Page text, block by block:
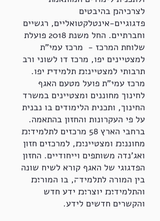
לצרכיה׋ בהיבטים
פדגוגיים-אינטלקטואליים, רגשיים
וחברתיים. החל משנת 2018 פועלת
שלוחת המרכז - מרכז עמי"ת
למצטיינים יפו, מרכז דו לשוני ורב
תרבותי למצטיינ׊׉ תלמיד׏ יפו.
מרכז עמי"ת פועל מטעם האגף
לחינוך מחוננים ומצטיינים במשרד
החינוך, ותכנית הלימודים בו נבנית
על פי העקרונות והחזון בהתאמה.
ברחבי הארץ 58 מרכזים לתלמיד׊׉
מחוננ׊׉ ומצטיינ׊׉, למרכזים חזון
ואג'נדה משותפים וייחודיים. החזון
הפדגוגי של האגף קורא לשיח שונה
בין המורה לתלמיד׌, בו המור׊׉
והתלמיד׊׉ יוצר׊׉ ידע חדש
והקשרים חדשים לידע.